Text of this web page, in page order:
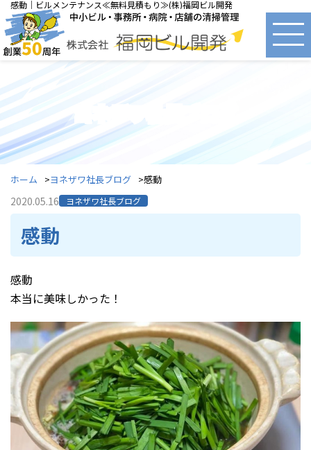
感動｜ビルメンテナンス≪無料見積もり≫(株)福岡ビル開発
ヨネザワ社長ブログ
ホーム ヨネザワ社長ブログ 感動
2020.05.16 ヨネザワ社長ブログ
感動
感動
本当に美味しかった！